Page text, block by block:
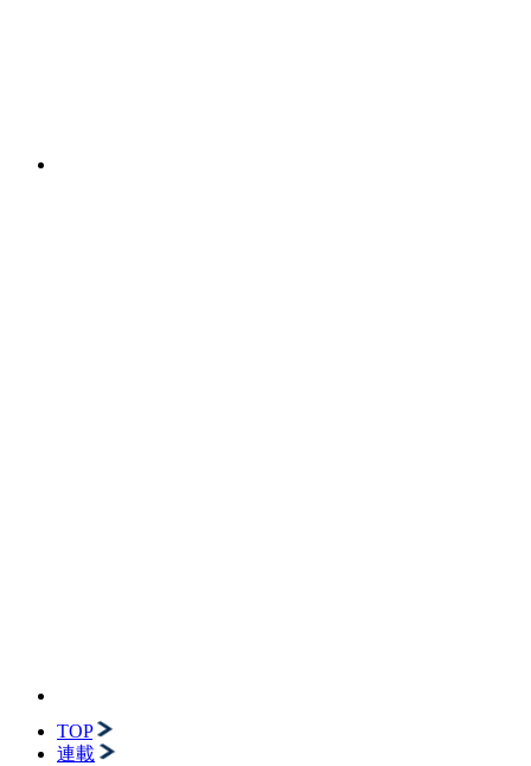
TOP
連載